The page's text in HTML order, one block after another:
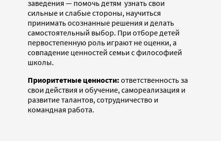
заведения — помочь детям ­ узнать свои
сильные и слабые стороны, научиться
принимать осознанные решения и делать
самостоятельный выбор. При отборе детей
первостепенную роль играют не оценки, а
совпадение ценностей семьи с философией
школы.
Приоритетные ценности: ответственность за
свои действия и обучение, самореализация и
развитие талантов, сотрудничество и
командная работа.